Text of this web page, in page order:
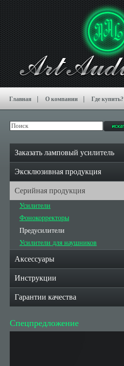
Главная О компании Где купить?
Заказать ламповый усилитель
Эксклюзивная продукция
Серийная продукция
Усилители
Фонокорректоры
Предусилители
Усилители для наушников
Аксессуары
Инструкции
Гарантии качества
Спецпредложение